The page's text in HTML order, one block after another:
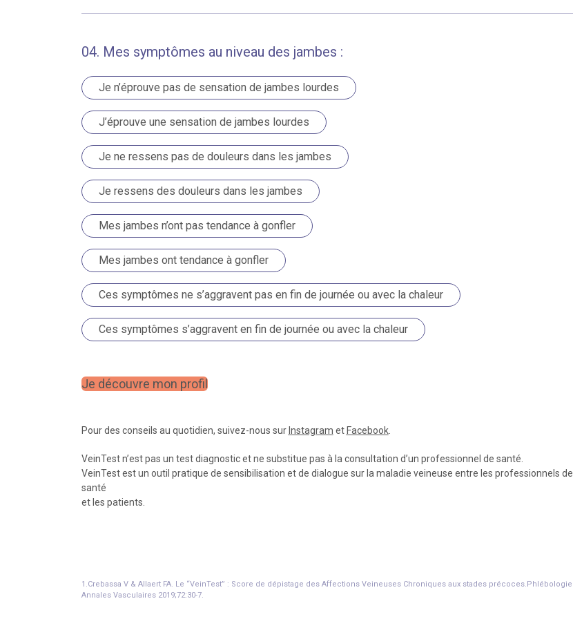
04. Mes symptômes au niveau des jambes :
Je n’éprouve pas de sensation de jambes lourdes
J’éprouve une sensation de jambes lourdes
Je ne ressens pas de douleurs dans les jambes
Je ressens des douleurs dans les jambes
Mes jambes n’ont pas tendance à gonfler
Mes jambes ont tendance à gonfler
Ces symptômes ne s’aggravent pas en fin de journée ou avec la chaleur
Ces symptômes s’aggravent en fin de journée ou avec la chaleur
Je découvre mon profil
Pour des conseils au quotidien, suivez-nous sur Instagram et Facebook.
VeinTest n’est pas un test diagnostic et ne substitue pas à la consultation d’un professionnel de santé.
VeinTest est un outil pratique de sensibilisation et de dialogue sur la maladie veineuse entre les professionnels de
santé
et les patients.
1.Crebassa V & Allaert FA. Le “VeinTest” : Score de dépistage des Affections Veineuses Chroniques aux stades précoces.Phlébologie
Annales Vasculaires 2019;72:30-7.